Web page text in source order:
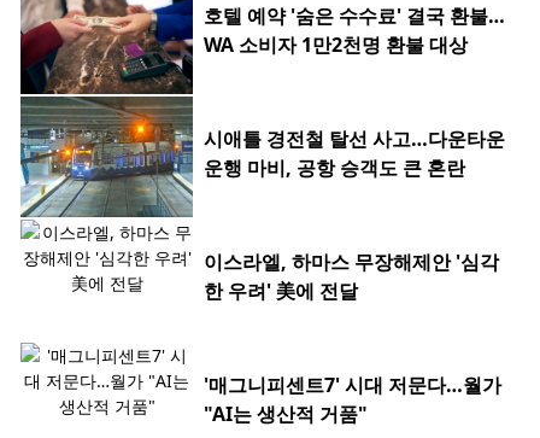
호텔 예약 '숨은 수수료' 결국 환불…
WA 소비자 1만2천명 환불 대상
시애틀 경전철 탈선 사고…다운타운
운행 마비, 공항 승객도 큰 혼란
이스라엘, 하마스 무장해제안 '심각
한 우려' 美에 전달
'매그니피센트7' 시대 저문다…월가
"AI는 생산적 거품"